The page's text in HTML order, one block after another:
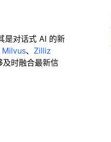
是对话式 AI 的新
Milvus、 Zilliz
及时融合最新信